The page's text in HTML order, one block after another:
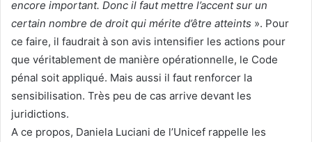
encore important. Donc il faut mettre l’accent sur un
certain nombre de droit qui mérite d’être atteints ». Pour
ce faire, il faudrait à son avis intensifier les actions pour
que véritablement de manière opérationnelle, le Code
pénal soit appliqué. Mais aussi il faut renforcer la
sensibilisation. Très peu de cas arrive devant les
juridictions.
A ce propos, Daniela Luciani de l’Unicef rappelle les